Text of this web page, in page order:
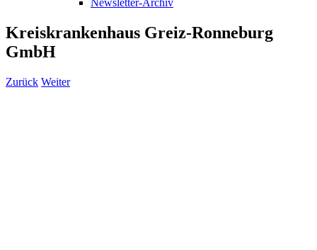
Newsletter-Archiv
Kreiskrankenhaus Greiz-Ronneburg
GmbH
Zurück Weiter